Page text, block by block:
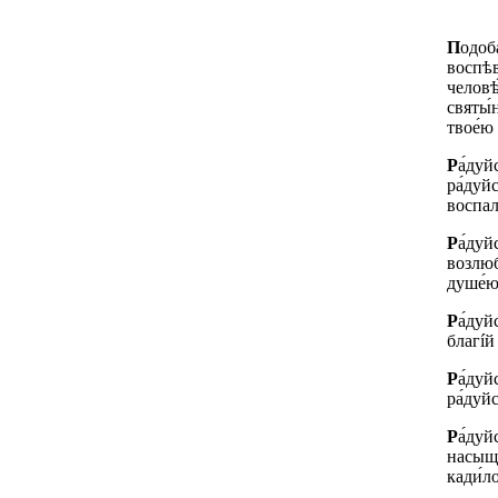
П
твое́ю
Р
Р
Р
Р
Р